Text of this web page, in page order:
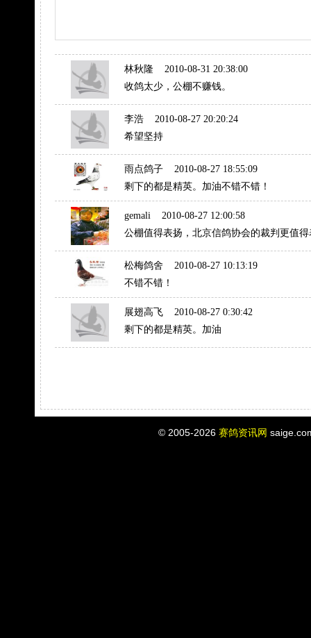
林秋隆 2010-08-31 20:38:00
收鸽太少，公棚不赚钱。
李浩 2010-08-27 20:20:24
希望坚持
雨点鸽子 2010-08-27 18:55:09
剩下的都是精英。加油不错不错！
gemali 2010-08-27 12:00:58
公棚值得表扬，北京信鸽协会的裁判更值
松梅鸽舍 2010-08-27 10:13:19
不错不错！
展翅高飞 2010-08-27 0:30:42
剩下的都是精英。加油
© 2005-2026 赛鸽资讯网